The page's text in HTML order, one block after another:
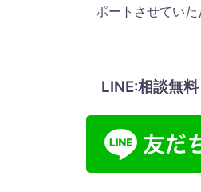
ポートさせていた
LINE:相談